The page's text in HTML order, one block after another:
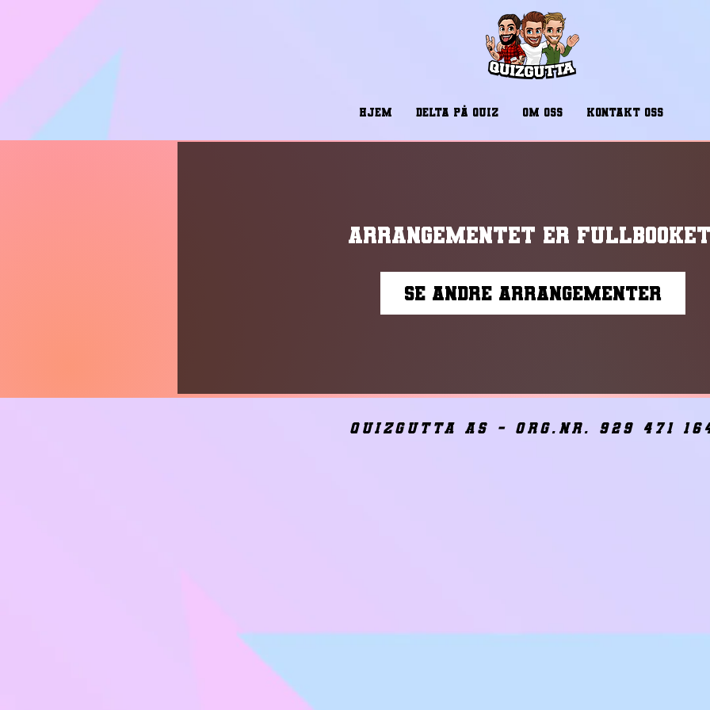
HJEM DELTA PÅ QUIZ OM OSS KONTAKT OSS
Arrangementet er
Se andre arrangementer
quizgutta as - org.nr. 929 471